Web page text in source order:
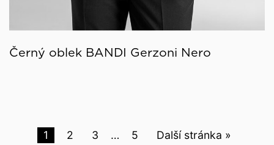
Černý oblek BANDI Gerzoni Nero
1 2 3 … 5 Další stránka »